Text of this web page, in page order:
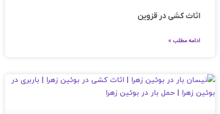
اثاث کشی در قزوین
ادامه مطلب »